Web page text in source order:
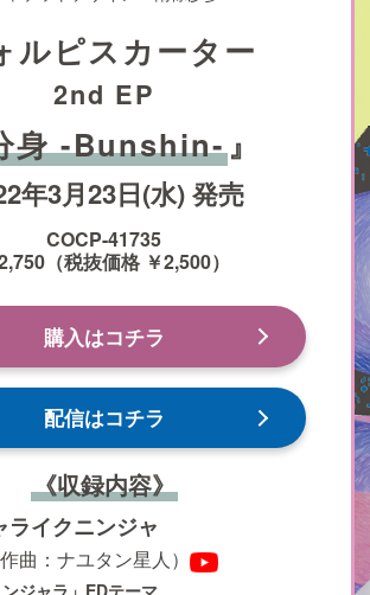
ルピスカーター
2nd EP
身 -Bunshin-』
年3月23日(水) 発売
COCP-41735
（税抜価格 ￥2,500）
購入はコチラ
配信はコチラ
《収録内容》
ライクニンジャ
作曲：ナユタン星人）